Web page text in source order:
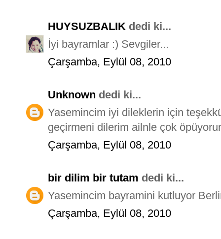
HUYSUZBALIK dedi ki...
İyi bayramlar :) Sevgiler...
Çarşamba, Eylül 08, 2010
Unknown dedi ki...
Yasemincim iyi dileklerin için
geçirmeni dilerim ailnle çok
Çarşamba, Eylül 08, 2010
bir dilim bir tutam dedi ki...
Yasemincim bayramini kutluyor
Çarşamba, Eylül 08, 2010